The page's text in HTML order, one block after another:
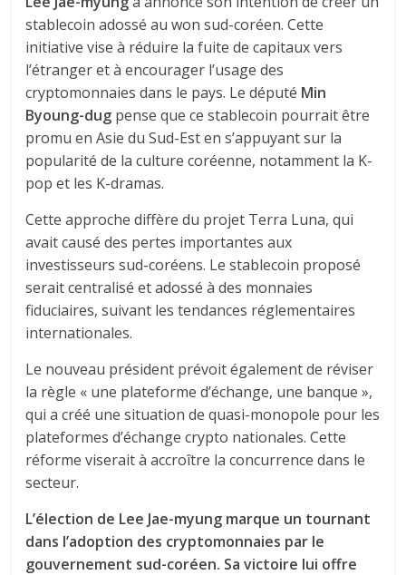
stablecoin adossé au won sud-coréen. Cette
initiative vise à réduire la fuite de capitaux vers
l’étranger et à encourager l’usage des
cryptomonnaies dans le pays. Le député Min
Byoung-dug pense que ce stablecoin pourrait être
promu en Asie du Sud-Est en s’appuyant sur la
popularité de la culture coréenne, notamment la K-
pop et les K-dramas.
Cette approche diffère du projet Terra Luna, qui
avait causé des pertes importantes aux
investisseurs sud-coréens. Le stablecoin proposé
serait centralisé et adossé à des monnaies
fiduciaires, suivant les tendances réglementaires
internationales.
Le nouveau président prévoit également de réviser
la règle « une plateforme d’échange, une banque »,
qui a créé une situation de quasi-monopole pour les
plateformes d’échange crypto nationales. Cette
réforme viserait à accroître la concurrence dans le
secteur.
L’élection de Lee Jae-myung marque un tournant
dans l’adoption des cryptomonnaies par le
gouvernement sud-coréen. Sa victoire lui offre